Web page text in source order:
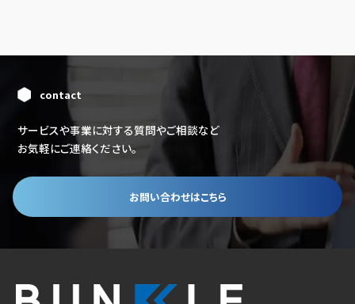
contact
サービスや事業に対する質問やご相談など
お気軽にご連絡ください。
お問い合わせはこちら